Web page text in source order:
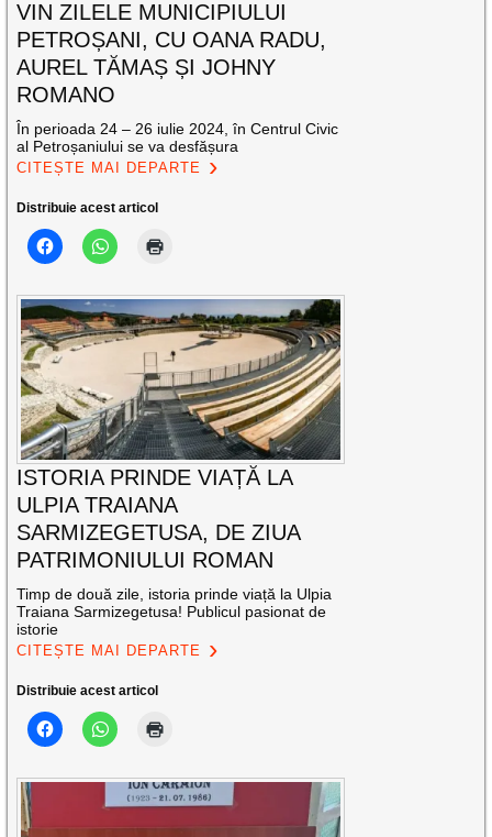
VIN ZILELE MUNICIPIULUI
PETROȘANI, CU OANA RADU,
AUREL TĂMAȘ ȘI JOHNY
ROMANO
În perioada 24 – 26 iulie 2024, în Centrul Civic
al Petroșaniului se va desfășura
CITEȘTE MAI DEPARTE
Distribuie acest articol
ISTORIA PRINDE VIAȚĂ LA
ULPIA TRAIANA
SARMIZEGETUSA, DE ZIUA
PATRIMONIULUI ROMAN
Timp de două zile, istoria prinde viață la Ulpia
Traiana Sarmizegetusa! Publicul pasionat de
istorie
CITEȘTE MAI DEPARTE
Distribuie acest articol